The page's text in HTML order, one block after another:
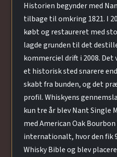
Historien begynder med
tilbage til omkring 1821. I
købt og restaureret med
lagde grunden til det
kommerciel drift i 2008. Det
et historisk sted snarere
skabt fra bunden, og det
profil. Whiskyens
kun tre år blev Nant Single
med American Oak
internationalt, hvor den fik
Whisky Bible og blev